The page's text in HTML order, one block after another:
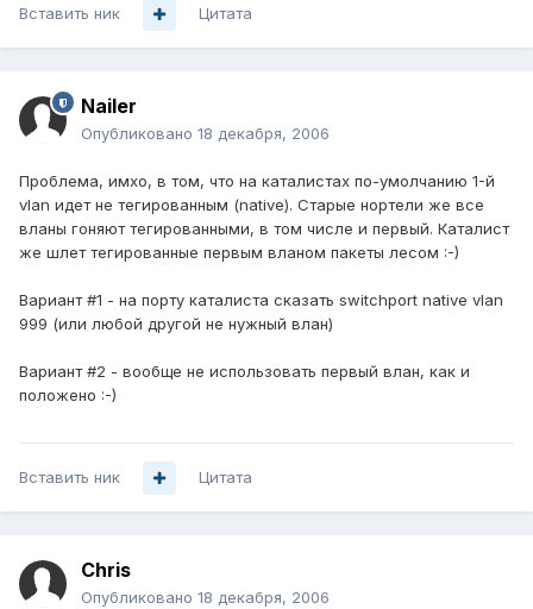
Вставить ник Цитата
Nailer
Опубликовано 18 декабря, 2006
Проблема, имхо, в том, что на каталистах по-умолчанию 1-й
vlan идет не тегированным (native). Старые нортели же все
вланы гоняют тегированными, в том числе и первый. Каталист
же шлет тегированные первым вланом пакеты лесом :-)
Вариант #1 - на порту каталиста сказать switchport native vlan
999 (или любой другой не нужный влан)
Вариант #2 - вообще не использовать первый влан, как и
положено :-)
Вставить ник Цитата
Chris
Опубликовано 18 декабря, 2006